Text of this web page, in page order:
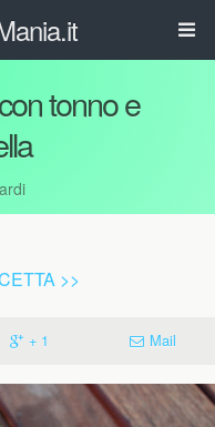
tonno e
>>
+ 1 Mail